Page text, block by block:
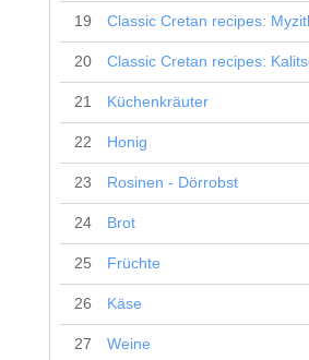
19 Classic Cretan recipes:
20 Classic Cretan recipes:
21 Küchenkräuter
22 Honig
23 Rosinen - Dörrobst
24 Brot
25 Früchte
26 Käse
27 Weine